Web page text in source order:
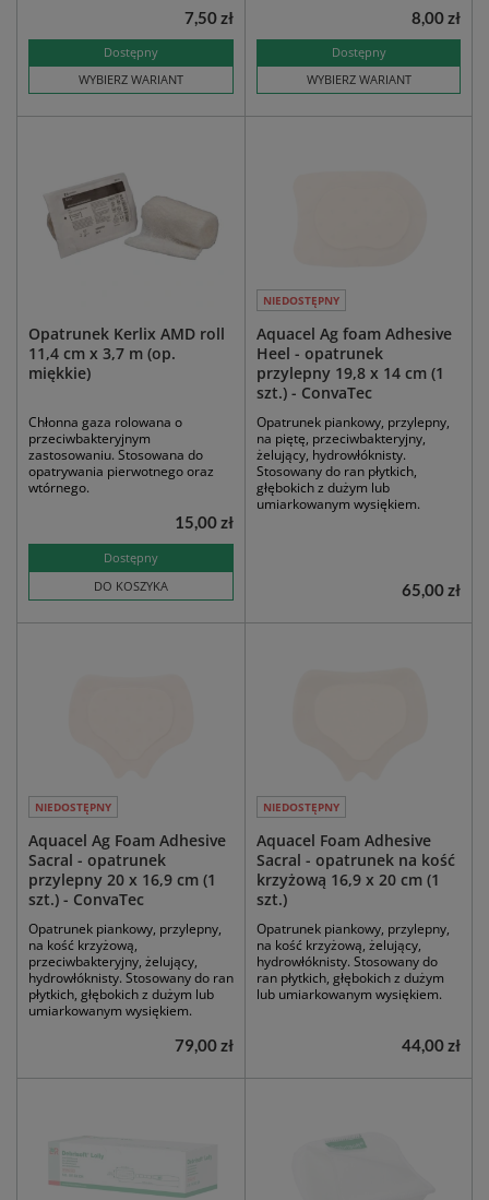
Dostępny
WYBIERZ WARIANT
7,50 zł
Dostępny
WYBIERZ WARIANT
8,00 zł
Opatrunek Kerlix AMD roll
11,4 cm x 3,7 m (op.
miękkie)
Chłonna gaza rolowana o
przeciwbakteryjnym
zastosowaniu. Stosowana do
opatrywania pierwotnego oraz
wtórnego.
Dostępny
DO KOSZYKA
15,00 zł
NIEDOSTĘPNY
Aquacel Ag foam Adhesive
Heel - opatrunek
przylepny 19,8 x 14 cm (1
szt.) - ConvaTec
Opatrunek piankowy, przylepny,
na piętę, przeciwbakteryjny,
żelujący, hydrowłóknisty.
Stosowany do ran płytkich,
głębokich z dużym lub
umiarkowanym wysiękiem.
65,00 zł
NIEDOSTĘPNY
Aquacel Ag Foam Adhesive
Sacral - opatrunek
przylepny 20 x 16,9 cm (1
szt.) - ConvaTec
Opatrunek piankowy, przylepny,
na kość krzyżową,
przeciwbakteryjny, żelujący,
hydrowłóknisty. Stosowany do ran
płytkich, głębokich z dużym lub
umiarkowanym wysiękiem.
79,00 zł
NIEDOSTĘPNY
Aquacel Foam Adhesive
Sacral - opatrunek na kość
krzyżową 16,9 x 20 cm (1
szt.)
Opatrunek piankowy, przylepny,
na kość krzyżową, żelujący,
hydrowłóknisty. Stosowany do
ran płytkich, głębokich z dużym
lub umiarkowanym wysiękiem.
44,00 zł